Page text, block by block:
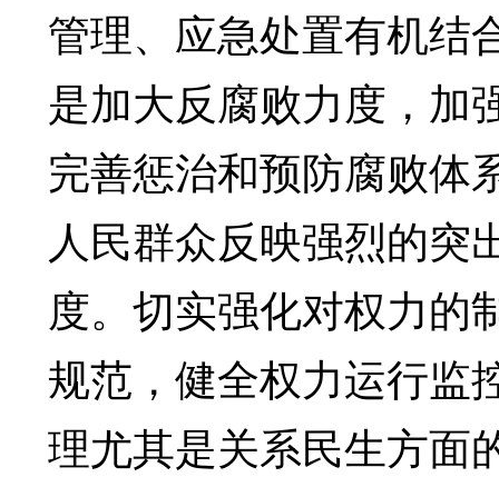
管理、应急处置有机结
是加大反腐败力度，加
完善惩治和预防腐败体
人民群众反映强烈的突
度。切实强化对权力的
规范，健全权力运行监
理尤其是关系民生方面